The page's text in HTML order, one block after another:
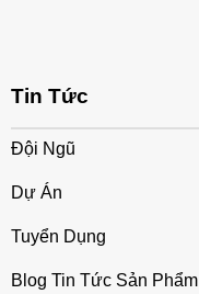
Tin Tức
Đội Ngũ
Dự Án
Tuyển Dụng
Blog Tin Tức Sản Phẩm